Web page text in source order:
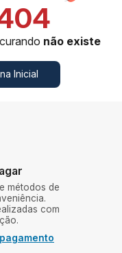
não existe
Inicial
métodos de
com